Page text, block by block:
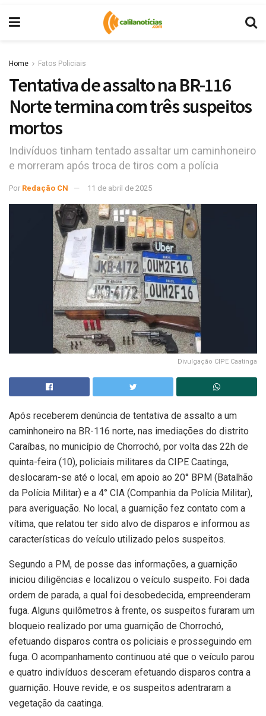
Home Fatos Policiais
Tentativa de assalto na BR-116
Norte termina com três suspeitos
mortos
Indivíduos tinham tentado assaltar um caminhoneiro
e morreram após troca de tiros com a polícia
Por Redação CN 11 de abril de 2025
Divulgação CIPE Caatinga
Após receberem denúncia de tentativa de assalto a um
caminhoneiro na BR-116 norte, nas imediações do distrito
Caraíbas, no município de Chorrochó, por volta das 22h de
quinta-feira (10), policiais militares da CIPE Caatinga,
deslocaram-se até o local, em apoio ao 20° BPM (Batalhão
da Polícia Militar) e a 4° CIA (Companhia da Polícia Militar),
para averiguação. No local, a guarnição fez contato com a
vítima, que relatou ter sido alvo de disparos e informou as
características do veículo utilizado pelos suspeitos.
Segundo a PM, de posse das informações, a guarnição
iniciou diligências e localizou o veículo suspeito. Foi dada
ordem de parada, a qual foi desobedecida, empreenderam
fuga. Alguns quilômetros à frente, os suspeitos furaram um
bloqueio realizado por uma guarnição de Chorrochó,
efetuando disparos contra os policiais e prosseguindo em
fuga. O acompanhamento continuou até que o veículo parou
e quatro indivíduos desceram efetuando disparos contra a
guarnição. Houve revide, e os suspeitos adentraram a
vegetação da caatinga.